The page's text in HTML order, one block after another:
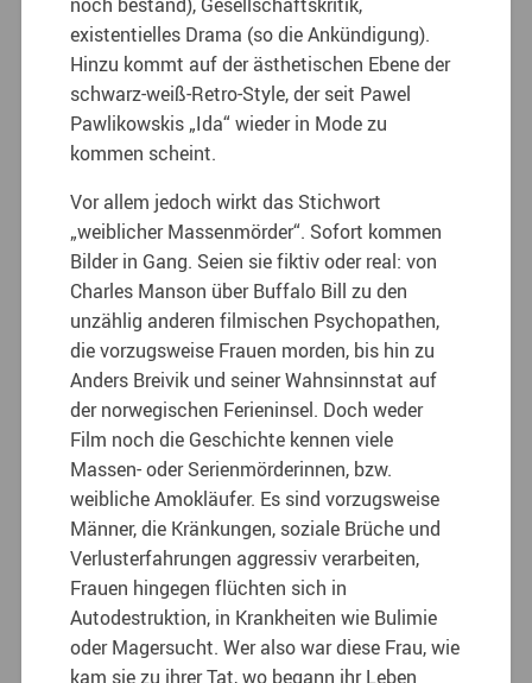
existentielles Drama (so die Ankündigung).
Hinzu kommt auf der ästhetischen Ebene der
schwarz-weiß-Retro-Style, der seit Pawel
Pawlikowskis „Ida“ wieder in Mode zu
kommen scheint.
Vor allem jedoch wirkt das Stichwort
„weiblicher Massenmörder“. Sofort kommen
Bilder in Gang. Seien sie fiktiv oder real: von
Charles Manson über Buffalo Bill zu den
unzählig anderen filmischen Psychopathen,
die vorzugsweise Frauen morden, bis hin zu
Anders Breivik und seiner Wahnsinnstat auf
der norwegischen Ferieninsel. Doch weder
Film noch die Geschichte kennen viele
Massen- oder Serienmörderinnen, bzw.
weibliche Amokläufer. Es sind vorzugsweise
Männer, die Kränkungen, soziale Brüche und
Verlusterfahrungen aggressiv verarbeiten,
Frauen hingegen flüchten sich in
Autodestruktion, in Krankheiten wie Bulimie
oder Magersucht. Wer also war diese Frau, wie
kam sie zu ihrer Tat, wo begann ihr Leben